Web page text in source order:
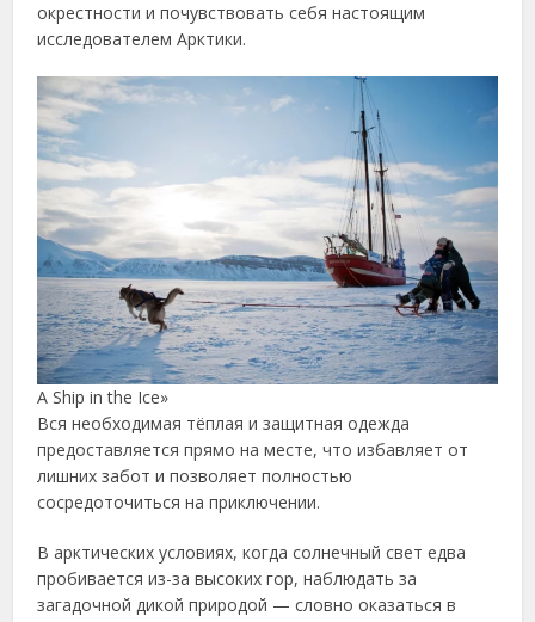
окрестности и почувствовать себя настоящим
исследователем Арктики.
A Ship in the Ice»
Вся необходимая тёплая и защитная одежда
предоставляется прямо на месте, что избавляет от
лишних забот и позволяет полностью
сосредоточиться на приключении.
В арктических условиях, когда солнечный свет едва
пробивается из-за высоких гор, наблюдать за
загадочной дикой природой — словно оказаться в